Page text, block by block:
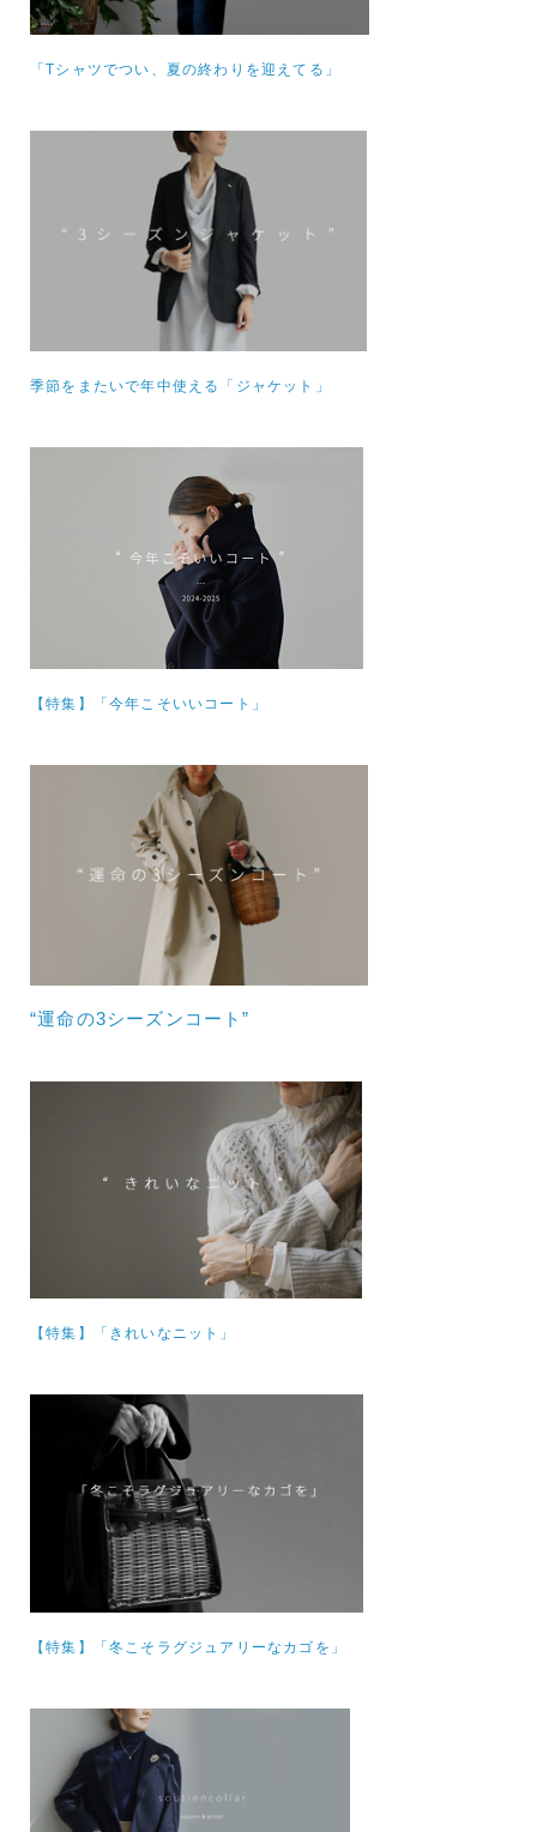
「Tシャツでつい、夏の終わりを迎えてる」
季節をまたいで年中使える「ジャケット」
【特集】 「今年こそいいコート」
“運命の3シーズンコート”
【特集】 「きれいなニット」
【特集】 「冬こそラグジュアリーなカゴを」